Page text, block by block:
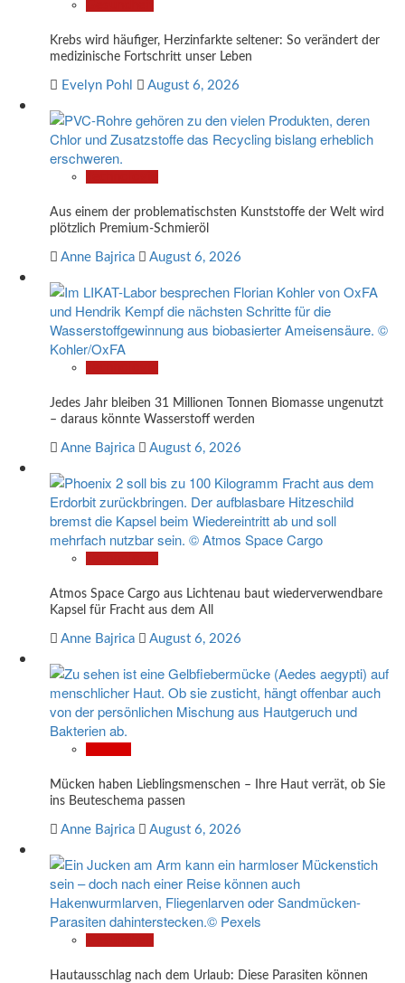
Krebs wird häufiger, Herzinfarkte seltener: So verändert der
medizinische Fortschritt unser Leben
Evelyn Pohl August 6, 2026
Aus einem der problematischsten Kunststoffe der Welt wird
plötzlich Premium-Schmieröl
Anne Bajrica August 6, 2026
Jedes Jahr bleiben 31 Millionen Tonnen Biomasse ungenutzt
– daraus könnte Wasserstoff werden
Anne Bajrica August 6, 2026
Atmos Space Cargo aus Lichtenau baut wiederverwendbare
Kapsel für Fracht aus dem All
Anne Bajrica August 6, 2026
Mücken haben Lieblingsmenschen – Ihre Haut verrät, ob Sie
ins Beuteschema passen
Anne Bajrica August 6, 2026
Hautausschlag nach dem Urlaub: Diese Parasiten können